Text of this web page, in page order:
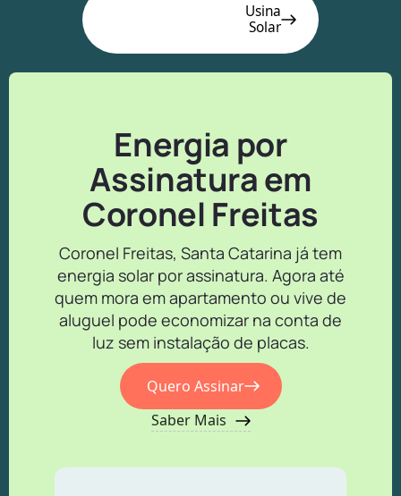
Usina
Solar
Energia por
Assinatura em
Coronel Freitas
Coronel Freitas, Santa Catarina já tem
energia solar por assinatura. Agora até
quem mora em apartamento ou vive de
aluguel pode economizar na conta de
luz sem instalação de placas.
Quero Assinar
Saber Mais